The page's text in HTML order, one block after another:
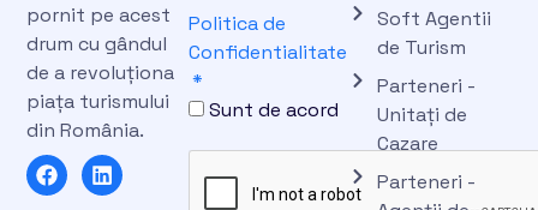
pornit pe acest
drum cu gândul
de a revoluționa
piața turismului
din România.
F
a
L
i
Politica de
Confidentialitate
Sunt de acord
Soft Agentii
de Turism
Parteneri -
Unitați de
Cazare
Parteneri -